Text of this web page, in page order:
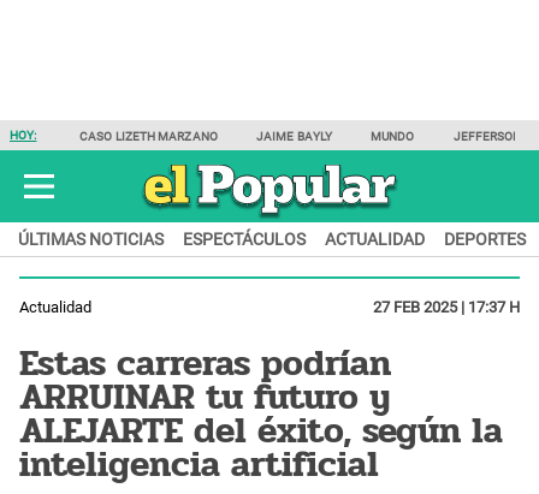
HOY: CASO LIZETH MARZANO JAIME BAYLY MUNDO JEFFERSON
ÚLTIMAS NOTICIAS ESPECTÁCULOS ACTUALIDAD DEPORTES
Actualidad 27 FEB 2025 | 17:37 H
Estas carreras podrían
ARRUINAR tu futuro y
ALEJARTE del éxito, según la
inteligencia artificial